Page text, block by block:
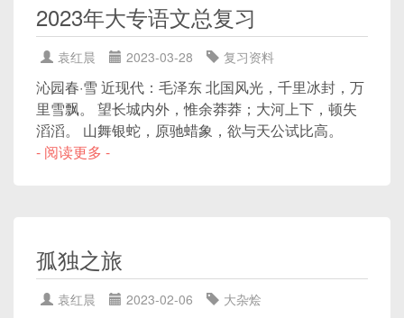
2023年大专语文总复习
袁红晨 2023-03-28 复习资料
沁园春·雪 近现代：毛泽东 北国风光，千里冰封，万
里雪飘。 望长城内外，惟余莽莽；大河上下，顿失
滔滔。 山舞银蛇，原驰蜡象，欲与天公试比高。
- 阅读更多 -
孤独之旅
袁红晨 2023-02-06 大杂烩